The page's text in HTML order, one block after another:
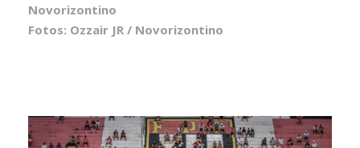
Novorizontino
Fotos: Ozzair JR / Novorizontino